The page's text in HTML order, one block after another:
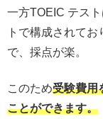
一方TOEIC テス
トで構成されて
で、採点が楽。
このため受験費用
ことができます。